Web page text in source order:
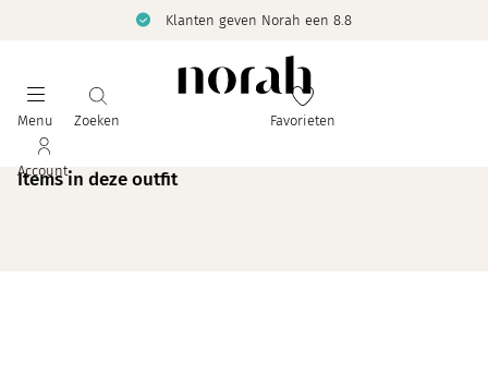
Klanten geven Norah een 8.8
Menu Zoeken Favorieten
Account
Items in deze outfit